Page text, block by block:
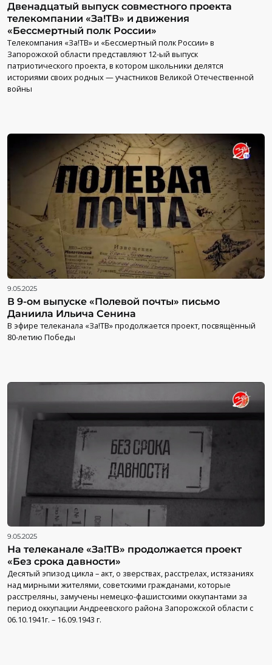
Двенадцатый выпуск совместного проекта
телекомпании «За!ТВ» и движения
«Бессмертный полк России»
Телекомпания «За!ТВ» и «Бессмертный полк России» в
Запорожской области представляют 12-ый выпуск
патриотического проекта, в котором школьники делятся
историями своих родных — участников Великой Отечественной
войны
9.05.2025
В 9-ом выпуске «Полевой почты» письмо
Даниила Ильича Сенина
В эфире телеканала «За!ТВ» продолжается проект, посвящённый
80-летию Победы
9.05.2025
На телеканале «За!ТВ» продолжается проект
«Без срока давности»
Десятый эпизод цикла – акт, о зверствах, расстрелах, истязаниях
над мирными жителями, советскими гражданами, которые
расстреляны, замучены немецко-фашистскими оккупантами за
период оккупации Андреевского района Запорожской области с
06.10.1941г. – 16.09.1943 г.